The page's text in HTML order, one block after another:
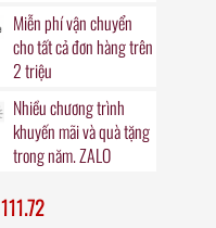
Miễn phí vận chuyển
cho tất cả đơn hàng trên
2 triệu
Nhiều chương trình
khuyến mãivà quà tặng
trong năm. ZALO